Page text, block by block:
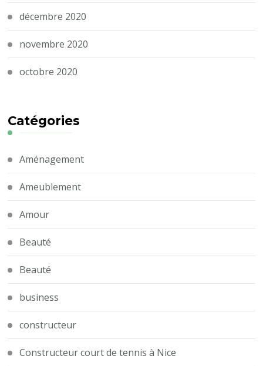
décembre 2020
novembre 2020
octobre 2020
Catégories
Aménagement
Ameublement
Amour
Beauté
Beauté
business
constructeur
Constructeur court de tennis à Nice